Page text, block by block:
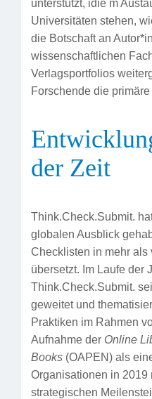
unterstützt, idie m
Universitäten stehen,
die Botschaft an
wissenschaftlichen
Verlagsportfolios
Forschende die
der Zeit
Think.Check.Submit.
globalen Ausblick
Checklisten in mehr als
übersetzt. Im Laufe der
Think.Check.Submit.
geweitet und
Praktiken im Rahmen
Aufnahme der Online
Books (OAPEN) als
Organisationen in 2019
strategischen